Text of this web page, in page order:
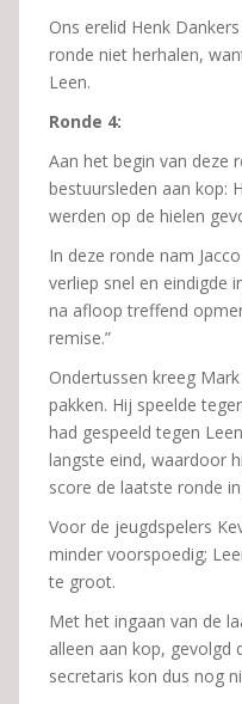
Ons erelid Henk
ronde niet herhalen,
Leen.
Ronde 4:
Aan het begin van deze
bestuursleden aan kop:
werden op de hielen
In deze ronde nam
verliep snel en eindigde
na afloop treffend
remise.”
Ondertussen kreeg
pakken. Hij speelde
had gespeeld tegen
langste eind, waardoor
score de laatste ronde
Voor de jeugdspelers
minder voorspoedig;
te groot.
Met het ingaan van de
alleen aan kop, gevolgd
secretaris kon dus nog